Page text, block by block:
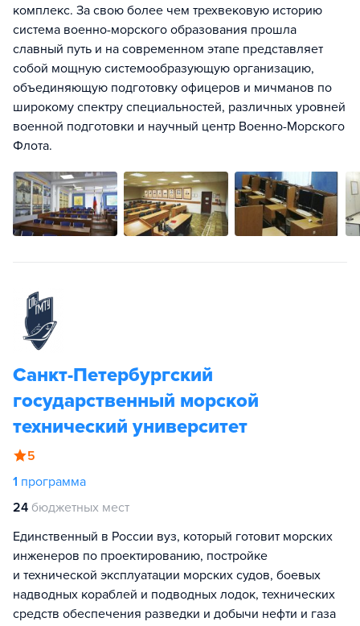
комплекс. За свою более чем трехвековую историю
система военно-морского образования прошла
славный путь и на современном этапе представляет
собой мощную системообразующую организацию,
объединяющую подготовку офицеров и мичманов по
широкому спектру специальностей, различных уровней
военной подготовки и научный центр Военно-Морского
Флота.
Санкт-Петербургский
государственный морской
технический университет
5
1 программа
24 бюджетных мест
Единственный в России вуз, который готовит морских
инженеров по проектированию, постройке
и технической эксплуатации морских судов, боевых
надводных кораблей и подводных лодок, технических
средств обеспечения разведки и добычи нефти и газа